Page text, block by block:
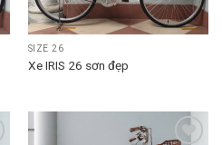
SIZE 26
Xe IRIS 26 sơn đẹp